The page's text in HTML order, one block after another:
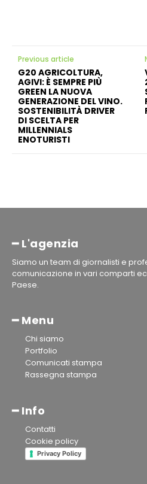
Previous article
G20 AGRICOLTURA,
AGIVI: È SEMPRE PIÙ
GREEN LA NUOVA
GENERAZIONE DEL VINO.
SOSTENIBILITÀ DRIVER
DI SCELTA PER
MILLENNIALS
ENOTURISTI
━ L'agenzia
Siamo un team di giornalisti e
comunicazione in vari comparti
Paese.
━ Menu
Chi siamo
Portfolio
Comunicati stampa
Rassegna stampa
━ Info
Contatti
Cookie policy
Privacy Policy